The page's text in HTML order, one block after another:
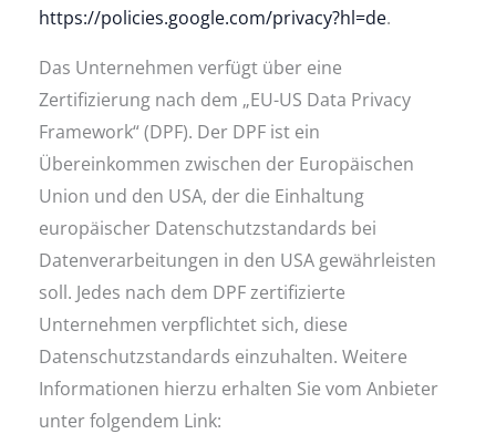
https://policies.google.com/privacy?hl=de.
Das Unternehmen verfügt über eine
Zertifizierung nach dem „EU-US Data Privacy
Framework“ (DPF). Der DPF ist ein
Übereinkommen zwischen der Europäischen
Union und den USA, der die Einhaltung
europäischer Datenschutzstandards bei
Datenverarbeitungen in den USA gewährleisten
soll. Jedes nach dem DPF zertifizierte
Unternehmen verpflichtet sich, diese
Datenschutzstandards einzuhalten. Weitere
Informationen hierzu erhalten Sie vom Anbieter
unter folgendem Link: